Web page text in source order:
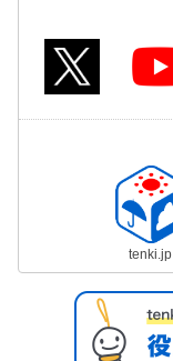
tenki.jp